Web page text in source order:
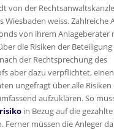
von der
Wiesbaden weiss. Zahlreiche
von ihrem Anlageberater
die Risiken der Beteiligung
der Rechtsprechung des
aber dazu verpflichtet, einen
ungefragt über alle Risiken
aufzuklären. So
in Bezug auf die gezahlte
Ferner müssen die Anleger